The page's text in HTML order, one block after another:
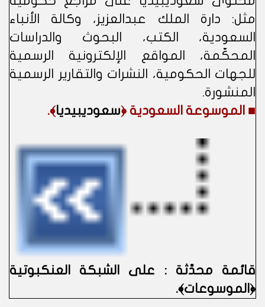
مثل: دارة الملك عبدالعزيز، وكالة الأنباء
السعودية، الكتب، البحوث والدراسات
المحكّمة، المواقع الإلكترونية الرسمية
للجهات الحكومية، النشرات والتقارير الرسمية
المنشورة.
■ الموسوعة السعودية ﴿سعوديبيديا﴾.
قائمة محدَّثة : على الشبكة العنكبوتية
﴿الموسوعات﴾.